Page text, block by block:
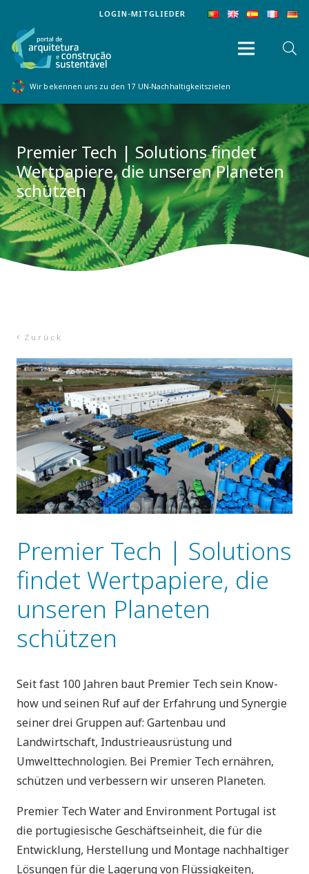
LOGIN-MITGLIEDER
Wir bekennen uns zu den 17 UN-Nachhaltigkeitszielen
Premier Tech | Solutions findet
Wertpapiere, die unseren Planeten
schützen
Zurück
Premier Tech | Solutions
findet Wertpapiere, die
unseren Planeten
schützen
Seit fast 100 Jahren baut Premier Tech sein Know-
how und seinen Ruf auf der Erfahrung und Synergie
seiner drei Gruppen auf: Gartenbau und
Landwirtschaft, Industrieausrüstung und
Umwelttechnologien. Bei Premier Tech ernähren,
schützen und verbessern wir unseren Planeten.
Premier Tech Water and Environment Portugal ist
die portugiesische Geschäftseinheit, die für die
Entwicklung, Herstellung und Montage nachhaltiger
Lösungen für die Lagerung von Flüssigkeiten,